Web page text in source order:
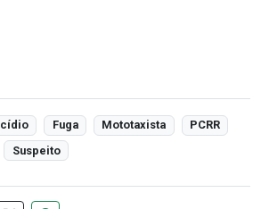
Fuga Mototaxista
PCRR
Suspeito